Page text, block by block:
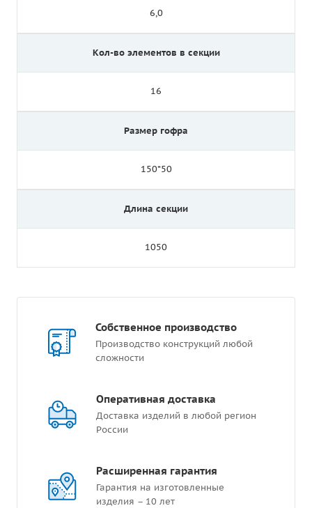
6,0
Кол-во элементов в секции
16
Размер гофра
150*50
Длина секции
1050
Собственное производство
Производство конструкций любой
сложности
Оперативная доставка
Доставка изделий в любой регион
России
Расширенная гарантия
Гарантия на изготовленные
изделия – 10 лет